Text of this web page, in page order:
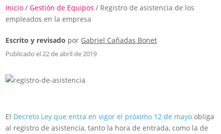
Inicio /Gestión de Equipos / Registro de asistencia de los
empleados en la empresa
Escrito y revisado por Gabriel Cañadas Bonet
Publicado el 22 de abril de 2019
El Decreto Ley que entra en vigor el próximo 12 de mayo obliga
al registro de asistencia, tanto la hora de entrada, como la de